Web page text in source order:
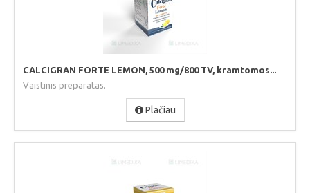
CALCIGRAN FORTE LEMON, 500 mg/800 TV, kramtomos...
Vaistinis preparatas.
Plačiau